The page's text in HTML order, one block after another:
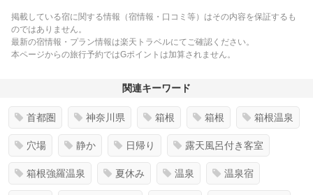
掲載している宿に関する情報（宿情報・口コミ等）はその内容を保証するも
のではありません。
最新の宿情報・プラン情報は楽天トラベルにてご確認ください。
本ページからの旅行予約ではGポイントは加算されません。
関連キーワード
首都圏 神奈川県 箱根 箱根 箱根温泉
穴場 静か 日帰り 露天風呂付き客室
箱根強羅温泉 夏休み 温泉 温泉宿